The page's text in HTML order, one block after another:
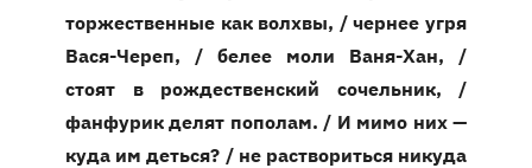
торжественные как волхвы, / чернее угря
Вася-Череп, / белее моли Ваня-Хан, /
стоят в рождественский сочельник, /
фанфурик делят пополам. / И мимо них —
куда им деться? / не раствориться никуда